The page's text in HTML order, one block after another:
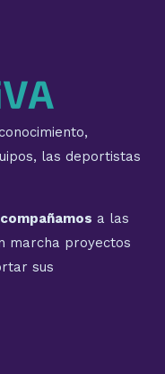
las deportistas
a las
marcha proyectos
sus